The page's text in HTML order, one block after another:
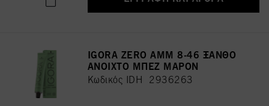
IGORA ZERO AMM 8-46 ΞΑΝΘΟ
ΑΝΟΙΧΤΟ ΜΠΕΖ ΜΑΡΟΝ
Κωδικός IDH 2936263